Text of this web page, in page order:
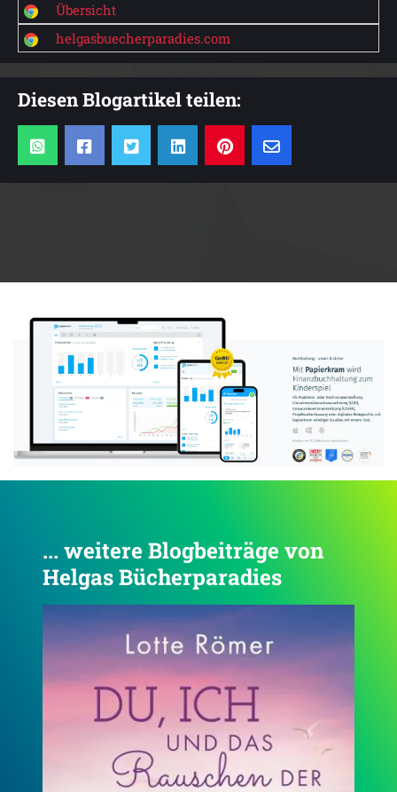
Übersicht
helgasbuecherparadies.com
Diesen Blogartikel teilen:
... weitere Blogbeiträge von
Helgas Bücherparadies